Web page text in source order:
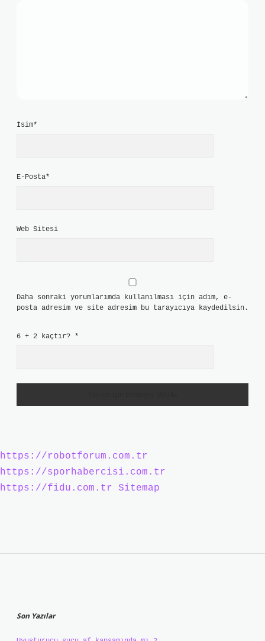
İsim*
E-Posta*
Web Sitesi
Daha sonraki yorumlarımda kullanılması için adım, e-
posta adresim ve site adresim bu tarayıcıya kaydedilsin.
6 + 2 kaçtır? *
https://robotforum.com.tr
https://sporhabercisi.com.tr
https://fidu.com.tr
Sitemap
Son Yazılar